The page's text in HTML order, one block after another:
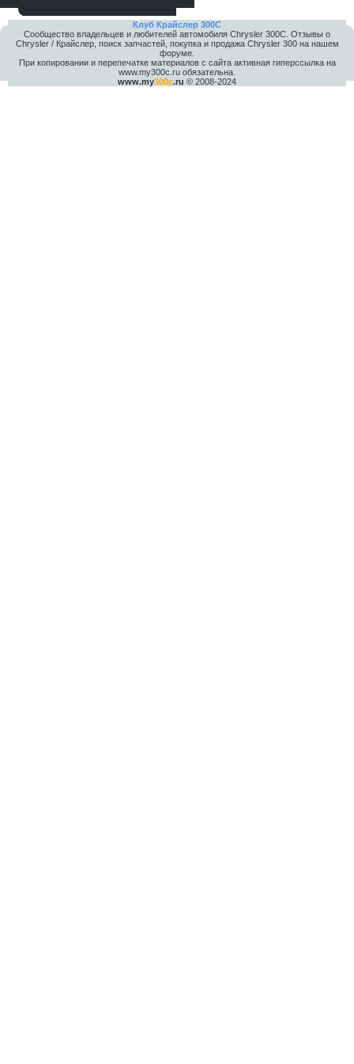
Клуб Крайслер 300C
Сообщество владельцев и любителей автомобиля Chrysler 300С. Отзывы о
Chrysler / Крайслер, поиск запчастей, покупка и продажа Chrysler 300 на нашем
форуме.
При копировании и перепечатке материалов с сайта активная гиперссылка на
www.my300c.ru обязательна.
www.my300c.ru © 2008-2024